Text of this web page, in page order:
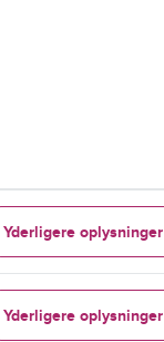
Yderligere oplysninger
Yderligere oplysninger